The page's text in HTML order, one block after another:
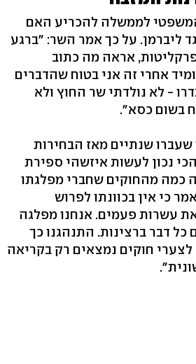
לממשלה להכריע האם
ליברמן. על כך אמר השר: "ברגע
אראה מה כתוב
אחרי זה אני בטוח שהדברים
- לא נולדתי שר החוץ ולא
בשום כסא".
שנתיים מאז הבחירות
נכון לעשות איזשהי ספירת
כמה מהחוקים שחברי מפלגתו
כי אין בכוונתו לפרוש
עשרות פעמים. אנחנו מפלגה
כל דבר ברצינות. התנהגנו כך
לצערי חוקים נמצאים רק בקריאה